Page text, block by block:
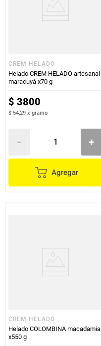
CREM HELADO
Helado CREM HELADO artesanal
maracuyá x70 g
$ 3800
$ 54,29 x gramo
Agregar
CREM HELADO
Helado COLOMBINA macadamia
x550 g